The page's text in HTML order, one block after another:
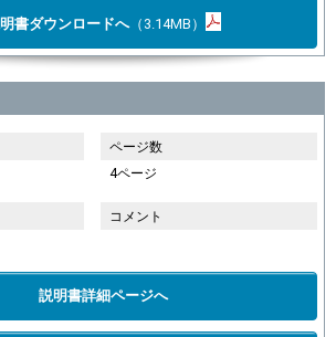
書ダウンロードへ（3.14MB）
ページ数
4ページ
コメント
説明書詳細ページへ